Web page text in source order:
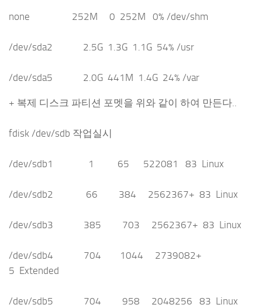
none 252M 0 252M 0% /dev/shm
/dev/sda2 2.5G 1.3G 1.1G 54% /usr
/dev/sda5 2.0G 441M 1.4G 24% /var
+ 복제 디스크 파티션 포멧을 위와 같이 하여 만든다..
fdisk /dev/sdb 작업실시
/dev/sdb1 1 65 522081 83 Linux
/dev/sdb2 66 384 2562367+ 83 Linux
/dev/sdb3 385 703 2562367+ 83 Linux
/dev/sdb4 704 1044 2739082+
5 Extended
/dev/sdb5 704 958 2048256 83 Linux